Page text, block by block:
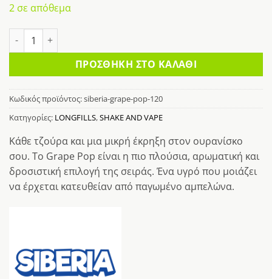
2 σε απόθεμα
ΠΡΟΣΘΉΚΗ ΣΤΟ ΚΑΛΆΘΙ
Κωδικός προϊόντος:siberia-grape-pop-120
Κατηγορίες: LONGFILLS,SHAKE AND VAPE
Κάθε τζούρα και μια μικρή έκρηξη στον ουρανίσκο
σου. Το Grape Pop είναι η πιο πλούσια, αρωματική και
δροσιστική επιλογή της σειράς. Ένα υγρό που μοιάζει
να έρχεται κατευθείαν από παγωμένο αμπελώνα.